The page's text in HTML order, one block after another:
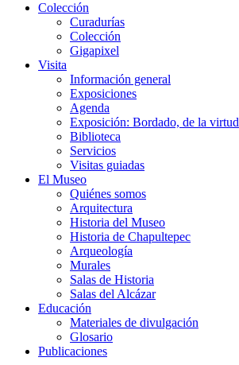
Colección
Curadurías
Colección
Gigapixel
Visita
Información general
Exposiciones
Agenda
Exposición: Bordado, de la virtud
Biblioteca
Servicios
Visitas guiadas
El Museo
Quiénes somos
Arquitectura
Historia del Museo
Historia de Chapultepec
Arqueología
Murales
Salas de Historia
Salas del Alcázar
Educación
Materiales de divulgación
Glosario
Publicaciones